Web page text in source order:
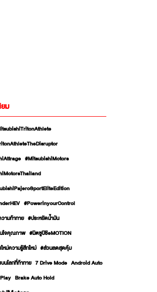
ม
#MitsubishiMotors
#PowerinyourControl
ามท้าทาย #ประหยัดน้ำมัน
ใจคุณภาพ #มิตซูบิชิeMOTION
ม่ความรู้สึกใหม่ #ส่วนลดสุดคุ้ม
นโลกที่ท้าทาย 7 Drive Mode Android Auto
Brake Auto Hold